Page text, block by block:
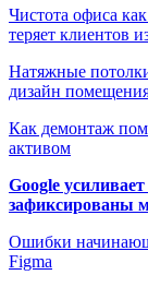
Чистота офиса
теряет клиентов
Натяжные
дизайн
Как демонтаж
активом
Google
зафиксированы
Ошибки
Figma